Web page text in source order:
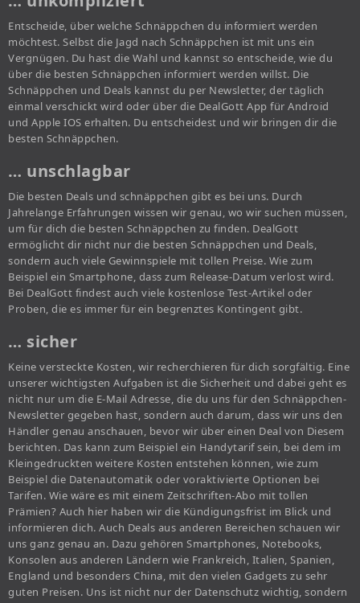
Entscheide, über welche Schnäppchen du informiert werden
möchtest. Selbst die Jagd nach Schnäppchen ist mit uns ein
Vergnügen. Du hast die Wahl und kannst so entscheide, wie du
über die besten Schnäppchen informiert werden willst. Die
Schnäppchen und Deals kannst du per Newsletter, der täglich
einmal verschickt wird oder über die DealGott App für Android
und Apple IOS erhalten. Du entscheidest und wir bringen dir die
besten Schnäppchen.
… unschlagbar
Die besten Deals und schnäppchen gibt es bei uns. Durch
Jahrelange Erfahrungen wissen wir genau, wo wir suchen müssen,
um für dich die besten Schnäppchen zu finden. DealGott
ermöglicht dir nicht nur die besten Schnäppchen und Deals,
sondern auch viele Gewinnspiele mit tollen Preise. Wie zum
Beispiel ein Smartphone, dass zum Release-Datum verlost wird.
Bei DealGott findest auch viele kostenlose Test-Artikel oder
Proben, die es immer für ein begrenztes Kontingent gibt.
… sicher
Keine versteckte Kosten, wir recherchieren für dich sorgfältig. Eine
unserer wichtigsten Aufgaben ist die Sicherheit und dabei geht es
nicht nur um die E-Mail Adresse, die du uns für den Schnäppchen-
Newsletter gegeben hast, sondern auch darum, dass wir uns den
Händler genau anschauen, bevor wir über einen Deal von Diesem
berichten. Das kann zum Beispiel ein Handytarif sein, bei dem im
Kleingedruckten weitere Kosten entstehen können, wie zum
Beispiel die Datenautomatik oder voraktivierte Optionen bei
Tarifen. Wie wäre es mit einem Zeitschriften-Abo mit tollen
Prämien? Auch hier haben wir die Kündigungsfrist im Blick und
informieren dich. Auch Deals aus anderen Bereichen schauen wir
uns ganz genau an. Dazu gehören Smartphones, Notebooks,
Konsolen aus anderen Ländern wie Frankreich, Italien, Spanien,
England und besonders China, mit den vielen Gadgets zu sehr
guten Preisen. Uns ist nicht nur der Datenschutz wichtig, sondern